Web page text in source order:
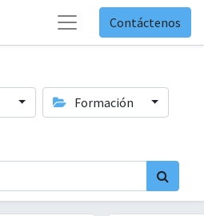
Contáctenos
Formación